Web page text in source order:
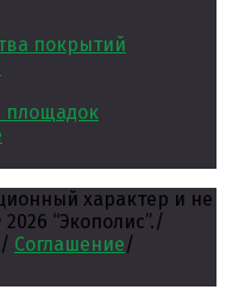
покрытий
площадок
характер и не
2026 “Экополис”./
/ Соглашение/